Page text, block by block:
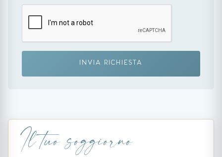
INVIA RICHIESTA
Il tuo soggiorno